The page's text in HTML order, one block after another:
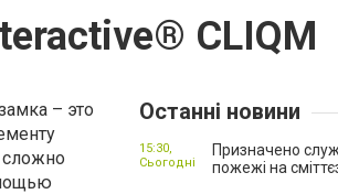
CLIQM
– это
Останні новини
Призначено
пожежі на
15:30,
Сьогодні